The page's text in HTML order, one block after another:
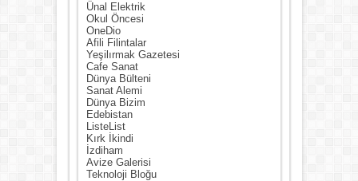
Ünal Elektrik
Okul Öncesi
OneDio
Afili Filintalar
Yeşilırmak Gazetesi
Cafe Sanat
Dünya Bülteni
Sanat Alemi
Dünya Bizim
Edebistan
ListeList
Kırk İkindi
İzdiham
Avize Galerisi
Teknoloji Bloğu